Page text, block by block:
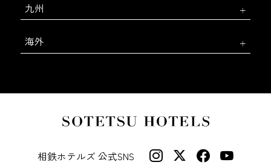
九州
海外
相鉄ホテルズ 公式SNS